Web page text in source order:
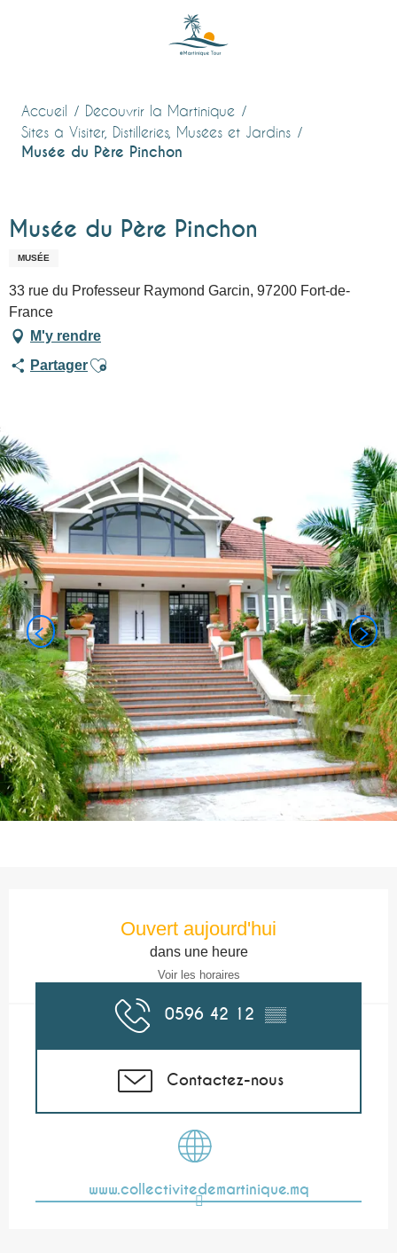
Accueil
Découvrir la Martinique
Sites à Visiter, Distilleries, Musées et Jardins
Musée du Père Pinchon
Musée du Père Pinchon
MUSÉE
33 rue du Professeur Raymond Garcin, 97200 Fort-de-
France
M'y rendre
PartagerAjouter aux favoris
Ouvert aujourd'hui
dans une heure
Voir les horaires
0596 42 12 ▒▒
Contactez-nous
www.collectivitedemartinique.mq